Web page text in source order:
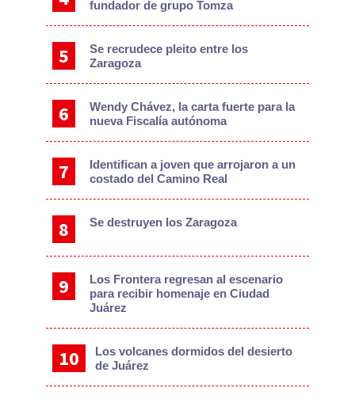
fundador de grupo Tomza
Se recrudece pleito entre los
Zaragoza
Wendy Chávez, la carta fuerte para la
nueva Fiscalía autónoma
Identifican a joven que arrojaron a un
costado del Camino Real
Se destruyen los Zaragoza
Los Frontera regresan al escenario
para recibir homenaje en Ciudad
Juárez
Los volcanes dormidos del desierto
de Juárez